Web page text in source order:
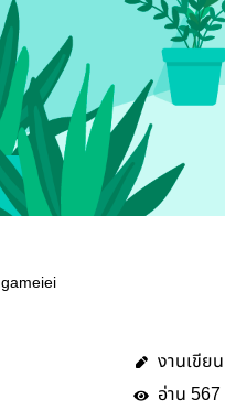
gameiei
งานเขียน
อ่าน 567